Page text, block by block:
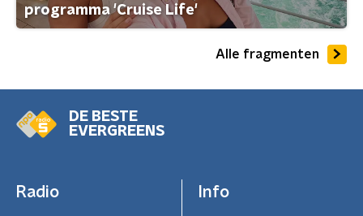
programma 'Cruise Life'
Alle fragmenten
DE BESTE
EVERGREENS
Radio Info